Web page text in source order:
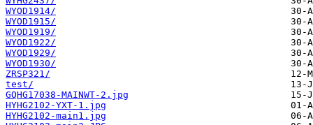
WYOD1914/
WYOD1915/
WYOD1919/
WYOD1922/
WYOD1929/
WYOD1930/
ZRSP321/
test/
GQHG17038-MAINWT-2.jpg
HYHG2102-YXT-1.jpg
HYHG2102-main1.jpg